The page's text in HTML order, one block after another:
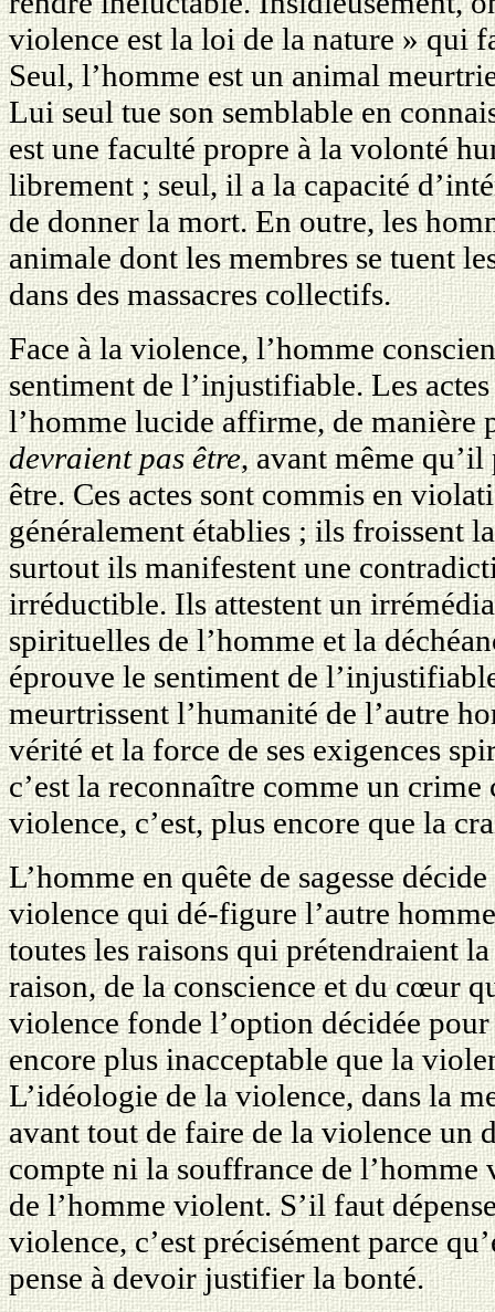
violence est la loi de la nature » qui
Seul, l’homme est un animal
Lui seul tue son semblable en
est une faculté propre à la volonté
librement ; seul, il a la capacité
de donner la mort. En outre, les
animale dont les membres se tuent
dans des massacres collectifs.
Face à la violence, l’homme
sentiment de l’injustifiable. Les
l’homme lucide affirme, de manière
devraient pas être, avant même
être. Ces actes sont commis en
généralement établies ; ils froissent
surtout ils manifestent une
irréductible. Ils attestent un
spirituelles de l’homme et la
éprouve le sentiment de
meurtrissent l’humanité de l’autre
vérité et la force de ses exigences
c’est la reconnaître comme un
violence, cʼest, plus encore que la
L’homme en quête de sagesse
violence qui dé-figure l’autre
toutes les raisons qui prétendraient
raison, de la conscience et du cœur
violence fonde l’option décidée
encore plus inacceptable que la
L’idéologie de la violence, dans la
avant tout de faire de la violence un
compte ni la souffrance de
de l’homme violent. S’il faut
violence, c’est précisément parce
pense à devoir justifier la bonté.